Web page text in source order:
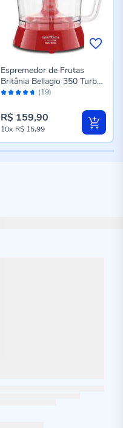
Avaliação: (19)
Espremedor de Frutas
Britânia Bellagio 350 Turbo
Vermelho
R$ 159,90
10x R$ 15,99